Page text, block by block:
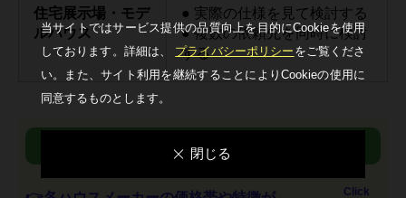
住宅展示場・モデ
ルハウス
● 実際の仕様を見て検討する
● 複数の依頼先を同時に検討
する
イメージ沸かない!Webで調べるのはもう限界?
Click
当サイトではサービス提供の品質向上を⽬的にCookieを使⽤
しております。詳細は、 プライバシーポリシー をご覧くださ
い。
また、サイト利⽤を継続することによりCookieの使⽤に
同意するものとします。
閉じる